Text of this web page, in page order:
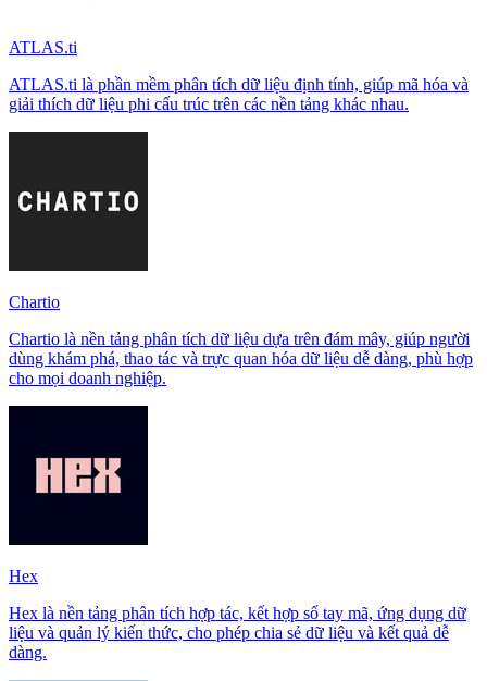
ATLAS.ti
ATLAS.ti là phần mềm phân tích dữ liệu định tính, giúp mã hóa và
giải thích dữ liệu phi cấu trúc trên các nền tảng khác nhau.
Chartio
Chartio là nền tảng phân tích dữ liệu dựa trên đám mây, giúp người
dùng khám phá, thao tác và trực quan hóa dữ liệu dễ dàng, phù hợp
cho mọi doanh nghiệp.
Hex
Hex là nền tảng phân tích hợp tác, kết hợp sổ tay mã, ứng dụng dữ
liệu và quản lý kiến thức, cho phép chia sẻ dữ liệu và kết quả dễ
dàng.